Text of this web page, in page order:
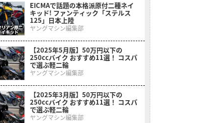
EICMAで話題の本格派原付二種ネイ
キッド! ファンティック「ステルス
125」日本上陸
ヤングマシン編集部
【2025年5月版】50万円以下の
250ccバイク おすすめ11選！ コスパ
で選ぶ軽二輪
ヤングマシン編集部
【2025年3月版】50万円以下の
250ccバイク おすすめ11選！ コスパ
で選ぶ軽二輪
ヤングマシン編集部